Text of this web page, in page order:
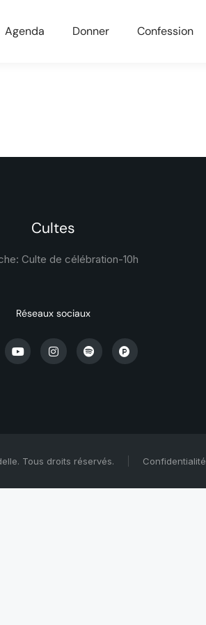
Agenda Donner Confession
Cultes
Culte de célébration-10h
Réseaux sociaux
Tous droits réservés. Confidentialité